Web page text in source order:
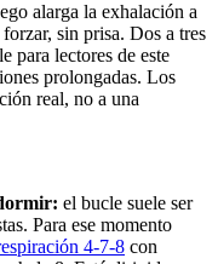
alarga la exhalación a
sin prisa. Dos a tres
para lectores de este
prolongadas. Los
real, no a una
el bucle suele ser
Para ese momento
4-7-8 con